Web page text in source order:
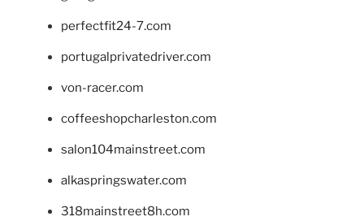
perfectfit24-7.com
portugalprivatedriver.com
von-racer.com
coffeeshopcharleston.com
salon104mainstreet.com
alkaspringswater.com
318mainstreet8h.com